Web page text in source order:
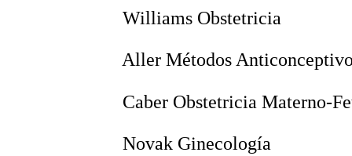
 Williams Obstetricia
 Aller Métodos
 Caber Obstetricia Materno-
 Novak Ginecología